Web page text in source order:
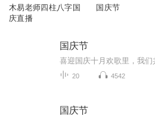
木易老师四柱八字国
庆直播
国庆节
国庆节
20 4542
国庆节